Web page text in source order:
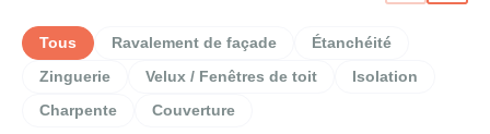
Tous Ravalement de façade Étanchéité
Zinguerie Velux / Fenêtres de toit Isolation
Charpente Couverture